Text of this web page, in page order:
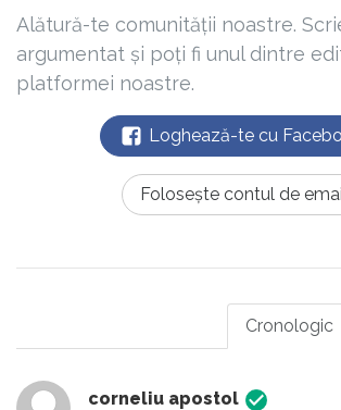
Alătură-te comunității noastre.
argumentat și poți fi unul dintre
platformei noastre.
Loghează-te cu
Folosește contul de
Cronologic
corneliu apostol